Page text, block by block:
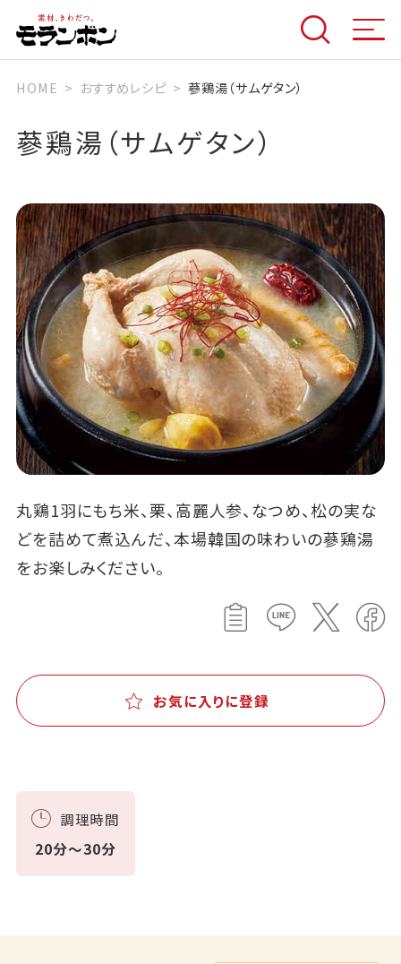
HOME おすすめレシピ 蔘鶏湯（サムゲタン）
蔘鶏湯（サムゲタン）
丸鶏1羽にもち米、栗、高麗人参、なつめ、松の実な
どを詰めて煮込んだ、本場韓国の味わいの蔘鶏湯
をお楽しみください。
お気に入りに登録
調理時間
20分～30分